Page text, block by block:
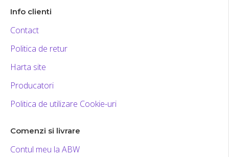
Info clienti
Contact
Politica de retur
Harta site
Producatori
Politica de utilizare Cookie-uri
Comenzi si livrare
Contul meu la ABW